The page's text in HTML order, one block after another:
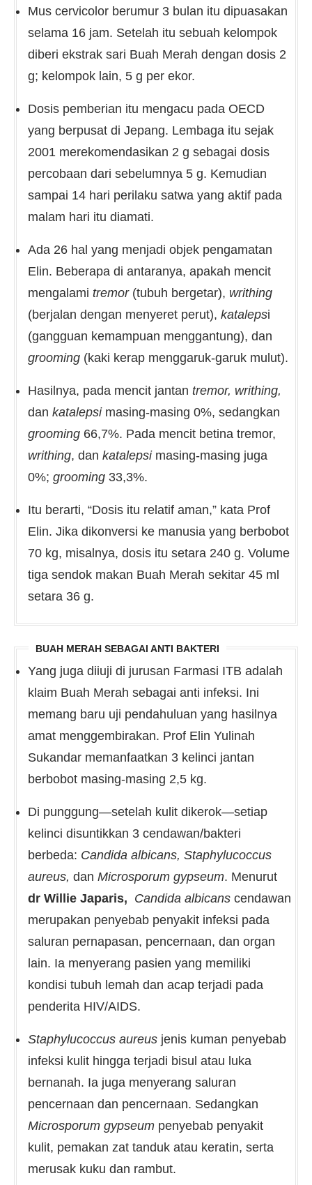
Mus cervicolor berumur 3 bulan itu dipuasakan
selama 16 jam. Setelah itu sebuah kelompok
diberi ekstrak sari Buah Merah dengan dosis 2
g; kelompok lain, 5 g per ekor.
Dosis pemberian itu mengacu pada OECD
yang berpusat di Jepang. Lembaga itu sejak
2001 merekomendasikan 2 g sebagai dosis
percobaan dari sebelumnya 5 g. Kemudian
sampai 14 hari perilaku satwa yang aktif pada
malam hari itu diamati.
Ada 26 hal yang menjadi objek pengamatan
Elin. Beberapa di antaranya, apakah mencit
mengalami tremor(tubuh bergetar), writhing
(berjalan dengan menyeret perut), katalepsi
(gangguan kemampuan menggantung), dan
grooming (kaki kerap menggaruk-garuk mulut).
Hasilnya, pada mencit jantan tremor, writhing,
dan katalepsimasing-masing 0%, sedangkan
grooming 66,7%. Pada mencit betina tremor,
writhing, dan katalepsimasing-masing juga
0%; grooming 33,3%.
Itu berarti, “Dosis itu relatif aman,” kata Prof
Elin. Jika dikonversi ke manusia yang berbobot
70 kg, misalnya, dosis itu setara 240 g. Volume
tiga sendok makan Buah Merah sekitar 45 ml
setara 36 g.
BUAH MERAH SEBAGAI ANTI BAKTERI
Yang juga diiuji di jurusan Farmasi ITB adalah
klaim Buah Merah sebagai anti infeksi. Ini
memang baru uji pendahuluan yang hasilnya
amat menggembirakan. Prof Elin Yulinah
Sukandar memanfaatkan 3 kelinci jantan
berbobot masing-masing 2,5 kg.
Di punggung—setelah kulit dikerok—setiap
kelinci disuntikkan 3 cendawan/bakteri
berbeda: Candida albicans, Staphylucoccus
aureus, dan Microsporum gypseum. Menurut
dr Willie Japaris, Candida albicans cendawan
merupakan penyebab penyakit infeksi pada
saluran pernapasan, pencernaan, dan organ
lain. Ia menyerang pasien yang memiliki
kondisi tubuh lemah dan acap terjadi pada
penderita HIV/AIDS.
Staphylucoccus aureus jenis kuman penyebab
infeksi kulit hingga terjadi bisul atau luka
bernanah. Ia juga menyerang saluran
pencernaan dan pencernaan. Sedangkan
Microsporum gypseum penyebab penyakit
kulit, pemakan zat tanduk atau keratin, serta
merusak kuku dan rambut.